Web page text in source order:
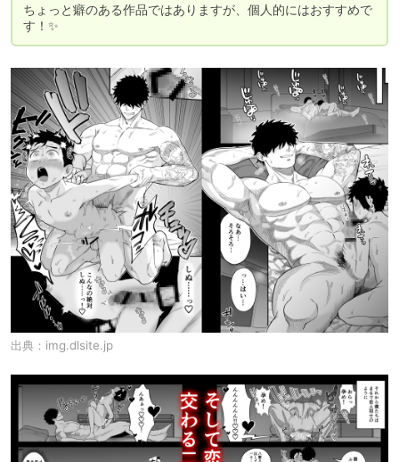
ちょっと癖のある作品ではありますが、個人的にはおすすめで
す！✨
出典： img.dlsite.jp